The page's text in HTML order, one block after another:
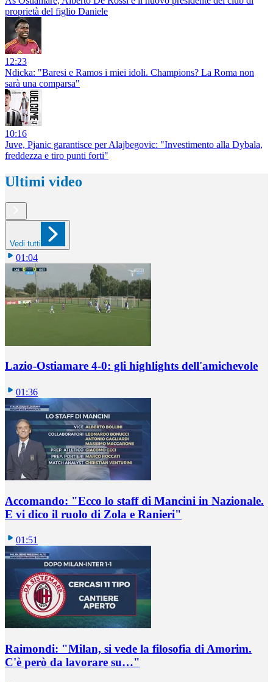
proprietà del figlio Daniele
12:23
Ndicka: "Baresi e Ramos i miei idoli. Champions? La Roma non
sarà una comparsa"
10:16
Juve, Pjanic garantisce per Alajbegovic: "Investimento alla Dybala,
freddezza e tiro punti forti"
Ultimi video
Vedi tutti
01:04
Lazio-Ostiamare 4-0: gli highlights dell'amichevole
01:36
Accomando: "Ecco lo staff di Mancini in Nazionale.
E vi dico il ruolo di Zola e Ranieri"
01:51
Raimondi: "Milan, si vede la filosofia di Amorim.
C'è però da lavorare su…"